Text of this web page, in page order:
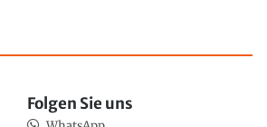
Folgen Sie uns